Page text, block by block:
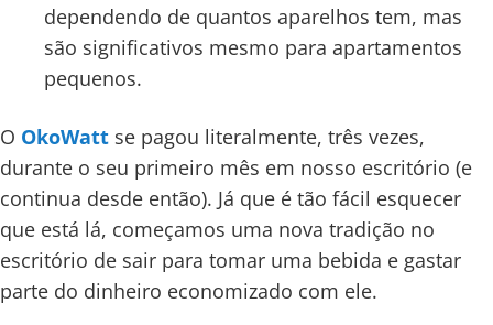
dependendo de quantos aparelhos tem, mas
são significativos mesmo para apartamentos
pequenos.
O OkoWatt se pagou literalmente, três vezes,
durante o seu primeiro mês em nosso escritório (e
continua desde então). Já que é tão fácil esquecer
que está lá, começamos uma nova tradição no
escritório de sair para tomar uma bebida e gastar
parte do dinheiro economizado com ele.